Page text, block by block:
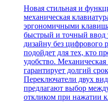
Новая стильная и
механическая
эргономичными
быстрый и точный ввод
дизайну без цифрового
подойдет для тех, кто
удобство.
гарантирует долгий
Переключатели двух
предлагают выбор
откликом при нажатии